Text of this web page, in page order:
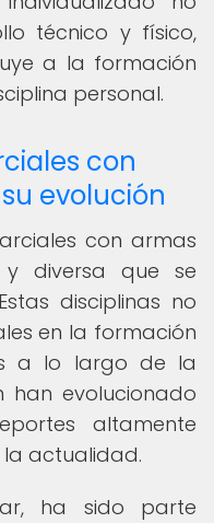
técnico y físico,
a la formación
personal.
con
evolución
con armas
diversa que se
disciplinas no
en la formación
a lo largo de la
han evolucionado
altamente
la actualidad.
ha sido parte